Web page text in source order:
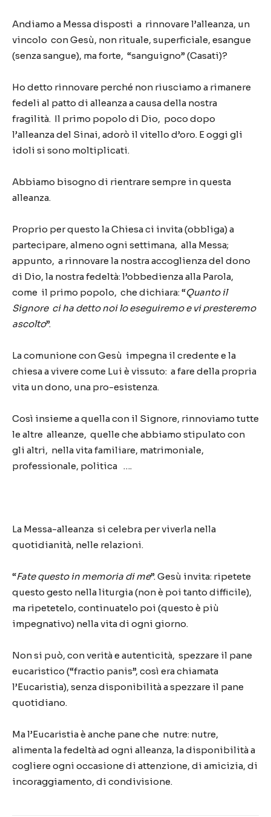
Andiamo a Messa disposti a rinnovare l’alleanza, un
vincolo con Gesù, non rituale, superficiale, esangue
(senza sangue), ma forte, “sanguigno” (Casati)?
Ho detto rinnovare perché non riusciamo a rimanere
fedeli al patto di alleanza a causa della nostra
fragilità. Il primo popolo di Dio, poco dopo
l’alleanza del Sinai, adorò il vitello d’oro. E oggi gli
idoli si sono moltiplicati.
Abbiamo bisogno di rientrare sempre in questa
alleanza.
Proprio per questo la Chiesa ci invita (obbliga) a
partecipare, almeno ogni settimana, alla Messa;
appunto, a rinnovare la nostra accoglienza del dono
di Dio, la nostra fedeltà: l’obbedienza alla Parola,
come il primo popolo, che dichiara: “Quanto il
Signore ci ha detto noi lo eseguiremo e vi presteremo
ascolto”.
La comunione con Gesù impegna il credente e la
chiesa a vivere come Lui è vissuto: a fare della propria
vita un dono, una pro-esistenza.
Così insieme a quella con il Signore, rinnoviamo tutte
le altre alleanze, quelle che abbiamo stipulato con
gli altri, nella vita familiare, matrimoniale,
professionale, politica ….
La Messa-alleanza si celebra per viverla nella
quotidianità, nelle relazioni.
“Fate questo in memoria di me”. Gesù invita: ripetete
questo gesto nella liturgia (non è poi tanto difficile),
ma ripetetelo, continuatelo poi (questo è più
impegnativo) nella vita di ogni giorno.
Non si può, con verità e autenticità, spezzare il pane
eucaristico (“fractio panis”, così era chiamata
l’Eucaristia), senza disponibilità a spezzare il pane
quotidiano.
Ma l’Eucaristia è anche pane che nutre: nutre,
alimenta la fedeltà ad ogni alleanza, la disponibilità a
cogliere ogni occasione di attenzione, di amicizia, di
incoraggiamento, di condivisione.